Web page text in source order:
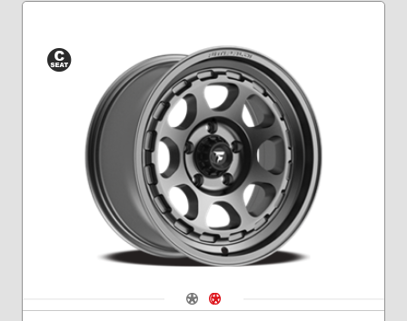
Siège
conique
Navigate 1
Navigate 2